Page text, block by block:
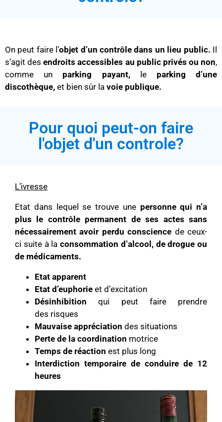
On peut faire l’objet d’un contrôle dans un lieu public. Il
s’agit desendroits accessibles au public privés ou non,
comme un parking payant,le parking d’une
discothèque, et bien sûr la voie publique.
Pour quoi peut-on faire
l'objet d'un controle?
L’ivresse
Etat dans lequel se trouve une personne qui n’a
plus le contrôle permanent de ses actes sans
nécessairement avoir perdu conscience de ceux-
ci suite à la consommation d’alcool, de drogue ou
de médicaments.
Etat apparent
Etat d’euphorie et d’excitation
Désinhibition qui peut faire prendre
des risques
Mauvaise appréciation des situations
Perte de la coordination motrice
Temps de réaction est plus long
Interdiction temporaire de conduire de 12
heures